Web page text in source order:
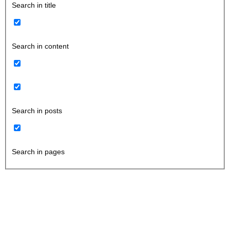
Search in title
Search in content
Search in posts
Search in pages